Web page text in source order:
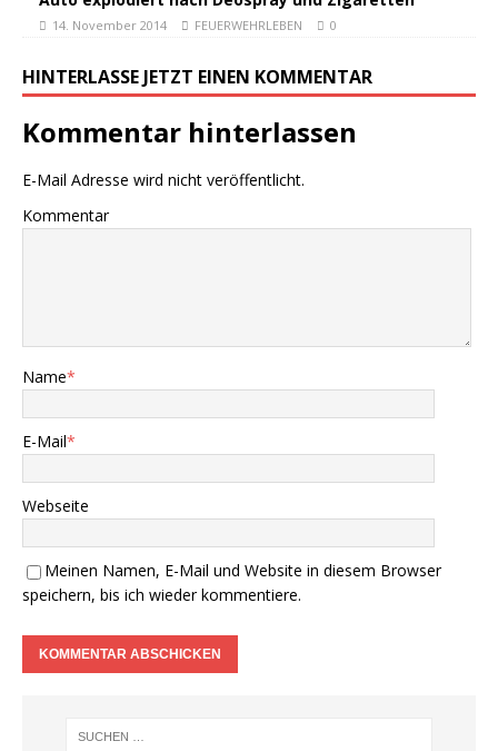
14. November 2014 FEUERWEHRLEBEN 0
HINTERLASSE JETZT EINEN KOMMENTAR
Kommentar hinterlassen
E-Mail Adresse wird nicht veröffentlicht.
Kommentar
Name*
E-Mail*
Webseite
Meinen Namen, E-Mail und Website in diesem Browser
speichern, bis ich wieder kommentiere.